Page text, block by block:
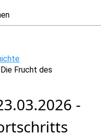
Frucht des
-